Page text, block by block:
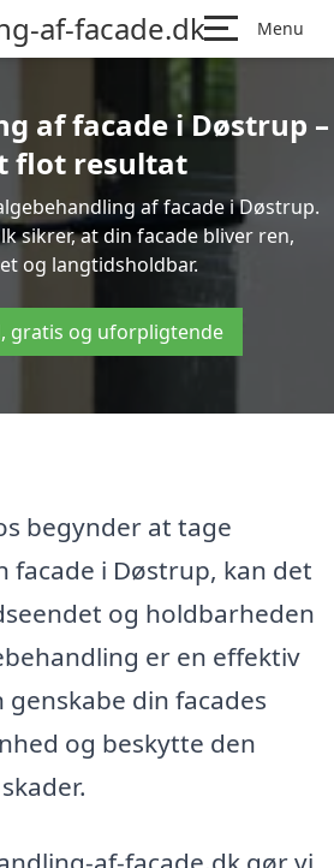
af-facade.dk Menu
af facade i Døstrup –
flot resultat
af facade i Døstrup.
sikrer, at din facade bliver ren,
og langtidsholdbar.
gratis og uforpligtende
begynder at tage
facade i Døstrup, kan det
og holdbarheden
er en effektiv
din facades
og beskytte den